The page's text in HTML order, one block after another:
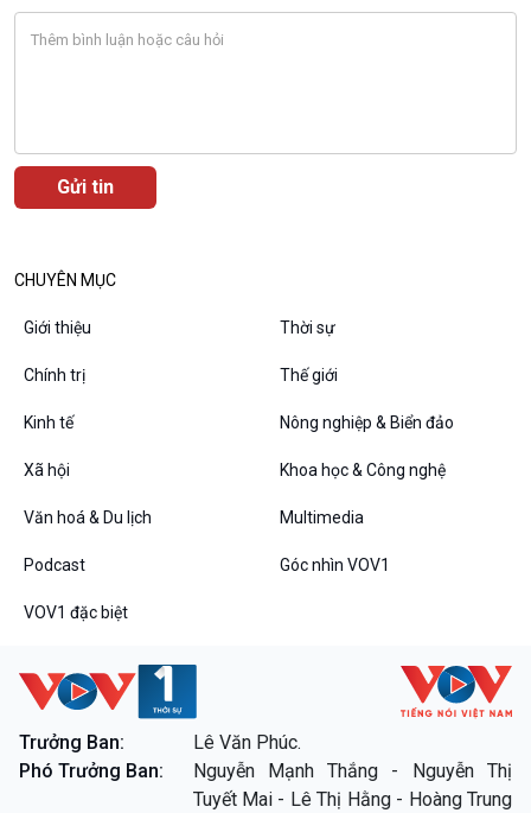
Chuyện đêm
Thanh âm ký sự
Chân dung cuộc sống
CHUYÊN MỤC
Giới thiệu Thời sự
Chính trị Thế giới
Kinh tế Nông nghiệp & Biển đảo
Xã hội Khoa học & Công nghệ
Văn hoá & Du lịch Multimedia
Podcast Góc nhìn VOV1
VOV1 đặc biệt
Trưởng Ban:
Lê Văn Phúc.
Phó Trưởng Ban:
Nguyễn Mạnh Thắng - Nguyễn Thị
Tuyết Mai - Lê Thị Hằng - Hoàng Trung